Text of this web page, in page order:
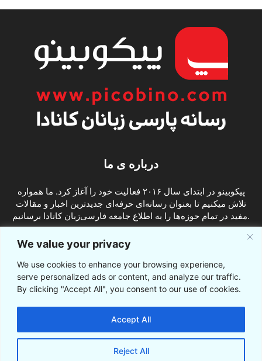
We value your privacy
We use cookies to enhance your browsing experience,
serve personalized ads or content, and analyze our traffic.
By clicking "Accept All", you consent to our use of cookies.
Reject All
Accept All
درباره ی ما
پیکوبینو در ابتدای سال ۲۰۱۶ فعالیت خود را آغاز کرد. ما همواره
تلاش میکنیم تا بعنوان رسانه‌ای حرفه‌ای جدیدترین اخبار و مقالات
مفید در تمام حوزه‌ها را به اطلاع جامعه فارسی‌زبان کانادا برسانیم.
ما را دنبال کنید
© © پیکوبینو اخبار کانادا به فارسی 2021-2016